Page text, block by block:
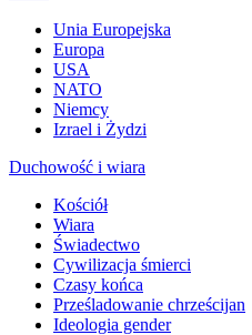
Unia Europejska
Europa
USA
NATO
Niemcy
Izrael i Żydzi
Duchowość i wiara
Kościół
Wiara
Świadectwo
Cywilizacja śmierci
Czasy końca
Prześladowanie chrześcijan
Ideologia gender